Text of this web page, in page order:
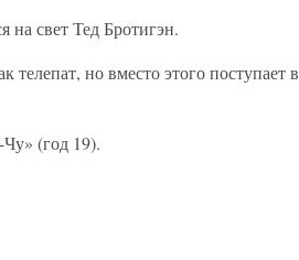
на свет Тед Бротигэн.
телепат, но вместо этого поступает в
(год 19).